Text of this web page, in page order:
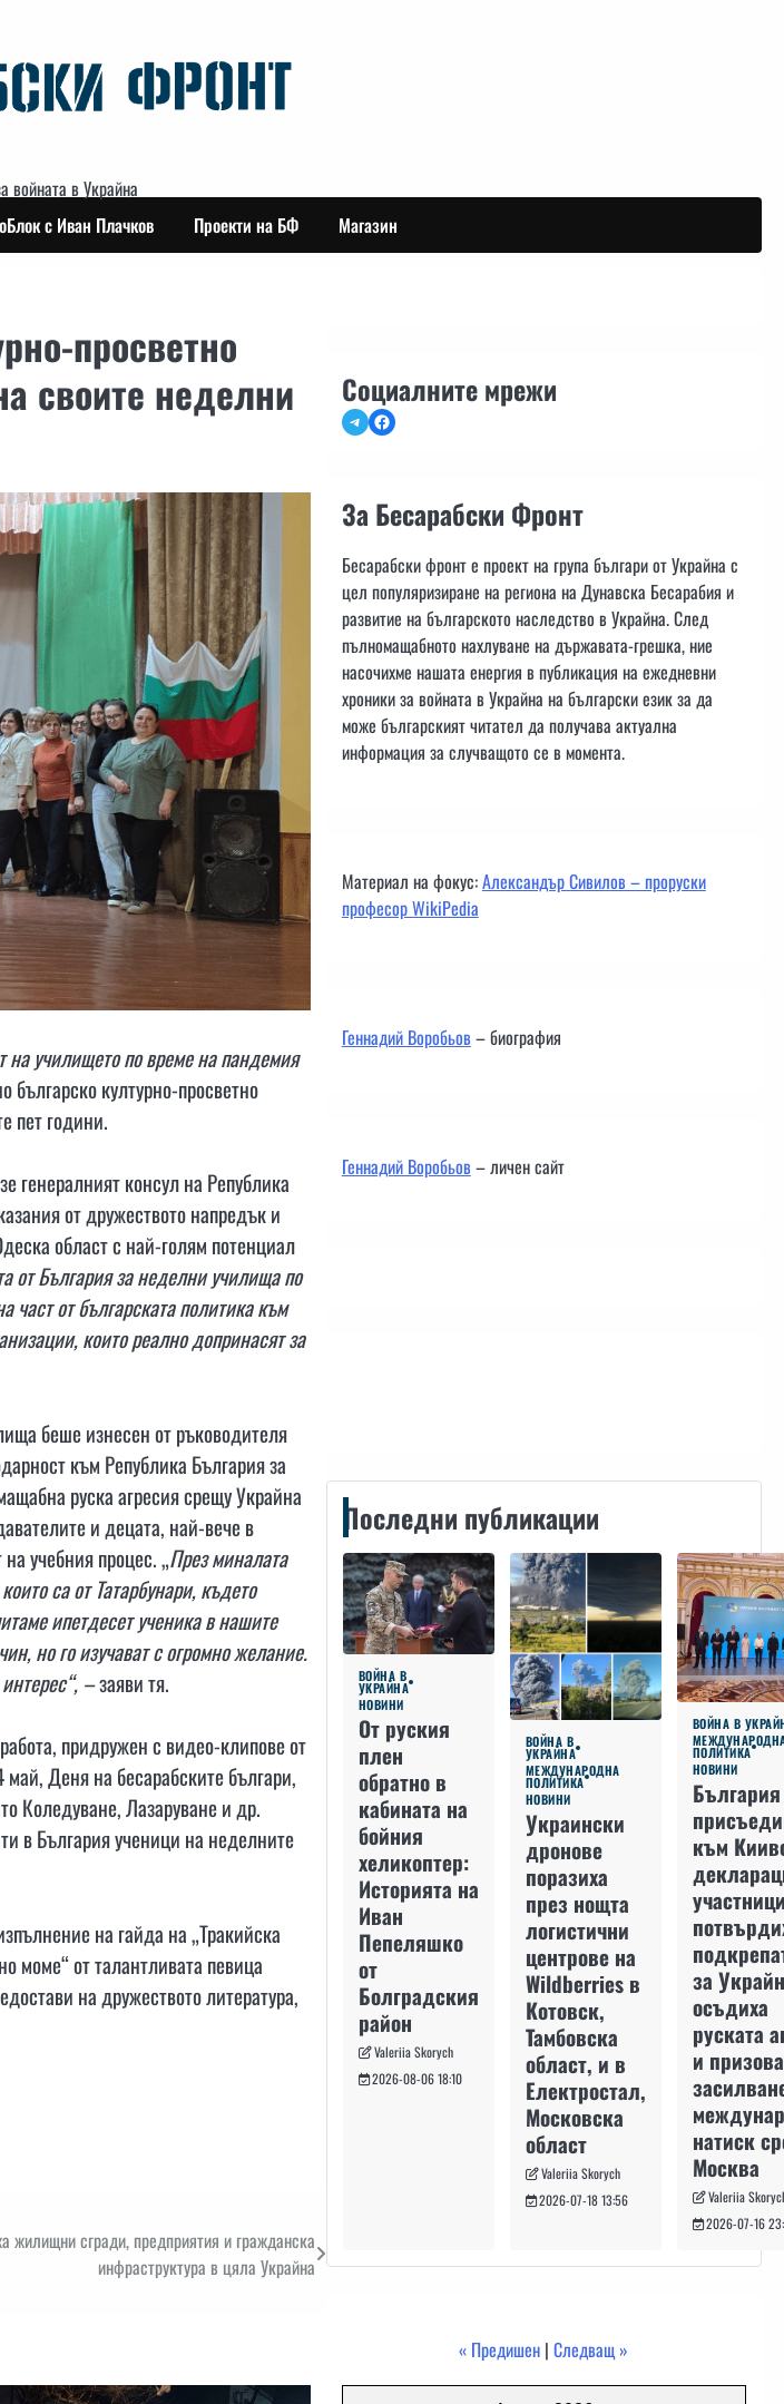
войната в Украйна
с Иван Плачков Проекти на БФ Магазин
просветно
своите неделни
на училището по време на пандемия
българско културно-просветно
пет години.
генералният консул на Република
от дружеството напредък и
област с най-голям потенциал
от България за неделни училища по
от българската политика към
които реално допринасят за
беше изнесен от ръководителя
към Република България за
руска агресия срещу Украйна
и децата, най-вече в
учебния процес. „През миналата
са от Татарбунари, където
ипетдесет ученика в нашите
но го изучават с огромно желание.
–заяви тя.
придружен с видео-клипове от
Деня на бесарабските българи,
Коледуване, Лазаруване и др.
в България ученици на неделните
на гайда на „Тракийска
моме“ от талантливата певица
на дружеството литература,
жилищни сгради, предприятия и гражданска
инфраструктура в цяла Украйна
Социалните мрежи
TelegramFacebook
За Бесарабски Фронт
Бесарабски фронт е проект на група българи от Украйна с
цел популяризиране на региона на Дунавска Бесарабия и
развитие на българското наследство в Украйна. След
пълномащабното нахлуване на държавата-грешка, ние
насочихме нашата енергия в публикация на ежедневни
хроники за войната в Украйна на български език за да
може българският читател да получава актуална
информация за случващото се в момента.
Материал на фокус:Александър Сивилов – проруски
професор WikiPedia
Геннадий Воробьов– биография
Геннадий Воробьов– личен сайт
Последни публикации
ВОЙНА В
УКРАЙНА
НОВИНИ
От руския
плен
обратно в
кабината на
бойния
хеликоптер:
Историята на
Иван
Пепеляшко
от
Болградския
район
Valeriia Skorych
2026-08-06 18:10
ВОЙНА В
УКРАЙНА
МЕЖДУНАРОДНА
ПОЛИТИКА
НОВИНИ
Украински
дронове
поразиха
през нощта
логистични
центрове на
Wildberries в
Котовск,
Тамбовска
област, и в
Електростал,
Московска
област
Valeriia Skorych
2026-07-18 13:56
ВОЙНА В
ПОЛИТИКА
НОВИНИ
към
за
осъдиха
руската
и
натиск
Москва
Valeriia
2026-07-16
« Предишен |Следващ »